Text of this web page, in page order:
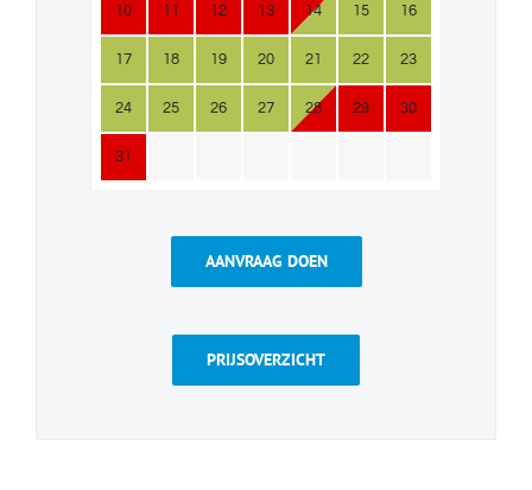
10 11 12 13 14 15 16
17 18 19 20 21 22 23
24 25 26 27 28 29 30
31
AANVRAAG DOEN
PRIJSOVERZICHT